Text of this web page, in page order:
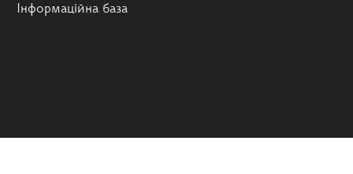
Інформаційна база